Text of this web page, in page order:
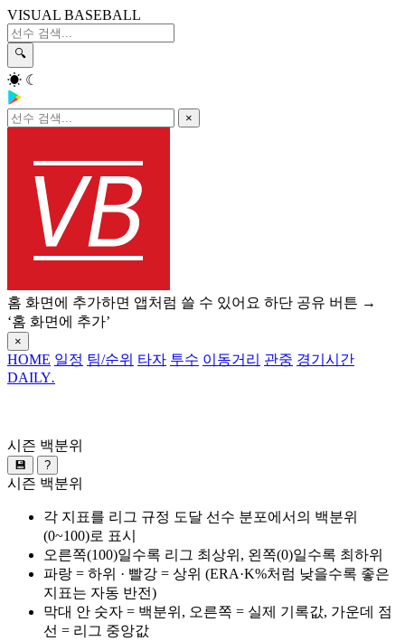
VISUAL BASEBALL
🔍
☀ ☾
×
홈 화면에 추가하면 앱처럼 쓸 수 있어요 하단 공유 버튼 →
‘홈 화면에 추가’
×
HOME 일정 팀/순위 타자 투수 이동거리 관중 경기시간
DAILY.
시즌 백분위
💾 ?
시즌 백분위
각 지표를 리그 규정 도달 선수 분포에서의 백분위
(0~100)로 표시
오른쪽(100)일수록 리그 최상위, 왼쪽(0)일수록 최하위
파랑 = 하위 · 빨강 = 상위 (ERA·K%처럼 낮을수록 좋은
지표는 자동 반전)
막대 안 숫자 = 백분위, 오른쪽 = 실제 기록값, 가운데 점
선 = 리그 중앙값